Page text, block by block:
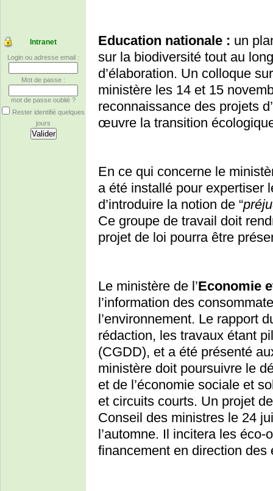
Intranet
Login ou adresse email :
Mot de passe :
mot de passe oublié ?
Rester identifié quelques
jours
Education nationale : un
sur la biodiversité tout au
d’élaboration. Un colloque
ministère les 14 et 15
reconnaissance des projets
œuvre la transition
En ce qui concerne le
a été installé pour expertiser
d’introduire la notion de “
Ce groupe de travail doit
projet de loi pourra être
Le ministère de l’Economie
l’information des
l’environnement. Le rapport
rédaction, les travaux étant
(CGDD), et a été présenté
ministère doit poursuivre le
et de l’économie sociale et
et circuits courts. Un projet
Conseil des ministres le 24
l’automne. Il incitera les
financement en direction des